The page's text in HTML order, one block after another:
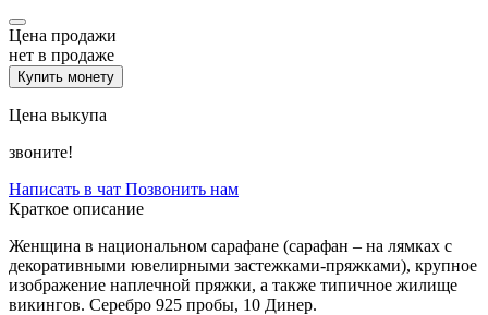
Цена продажи
нет в продаже
Купить монету
Цена выкупа
звоните!
Написать в чат Позвонить нам
Краткое описание
Женщина в национальном сарафане (сарафан – на лямках с
декоративными ювелирными застежками-пряжками), крупное
изображение наплечной пряжки, а также типичное жилище
викингов. Серебро 925 пробы, 10 Динер.